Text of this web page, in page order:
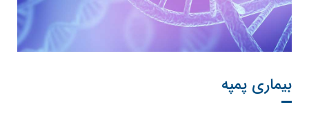
بیماری پمپه